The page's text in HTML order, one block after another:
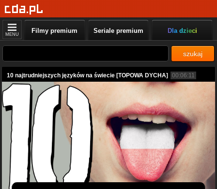
MENU Filmy premium Seriale premium Dla dzieci
szukaj
10 najtrudniejszych języków na świecie [TOPOWA DYCHA] 00:06:11